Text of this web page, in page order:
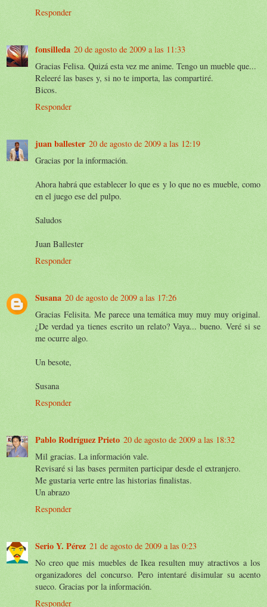
Responder
fonsilleda 20 de agosto de 2009 a las 11:33
Gracias Felisa. Quizá esta vez me anime. Tengo un mueble que...
Releeré las bases y, si no te importa, las compartiré.
Bicos.
Responder
juan ballester 20 de agosto de 2009 a las 12:19
Gracias por la información.
Ahora habrá que establecer lo que es y lo que no es mueble, como
en el juego ese del pulpo.
Saludos
Juan Ballester
Responder
Susana 20 de agosto de 2009 a las 17:26
Gracias Felisita. Me parece una temática muy muy muy original.
¿De verdad ya tienes escrito un relato? Vaya... bueno. Veré si se
me ocurre algo.
Un besote,
Susana
Responder
Pablo Rodríguez Prieto 20 de agosto de 2009 a las 18:32
Mil gracias. La información vale.
Revisaré si las bases permiten participar desde el extranjero.
Me gustaria verte entre las historias finalistas.
Un abrazo
Responder
Serio Y. Pérez 21 de agosto de 2009 a las 0:23
No creo que mis muebles de Ikea resulten muy atractivos a los
organizadores del concurso. Pero intentaré disimular su acento
sueco. Gracias por la información.
Responder